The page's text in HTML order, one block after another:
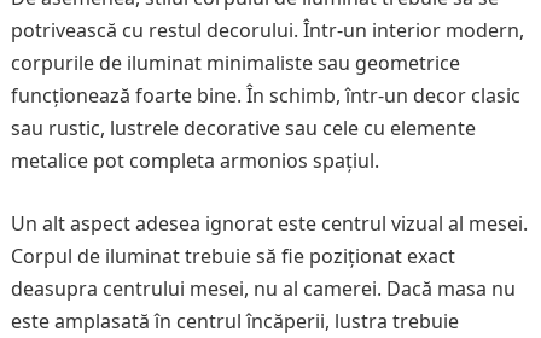
potrivească cu restul decorului. Într-un interior modern,
corpurile de iluminat minimaliste sau geometrice
funcționează foarte bine. În schimb, într-un decor clasic
sau rustic, lustrele decorative sau cele cu elemente
metalice pot completa armonios spațiul.
Un alt aspect adesea ignorat este centrul vizual al mesei.
Corpul de iluminat trebuie să fie poziționat exact
deasupra centrului mesei, nu al camerei. Dacă masa nu
este amplasată în centrul încăperii, lustra trebuie